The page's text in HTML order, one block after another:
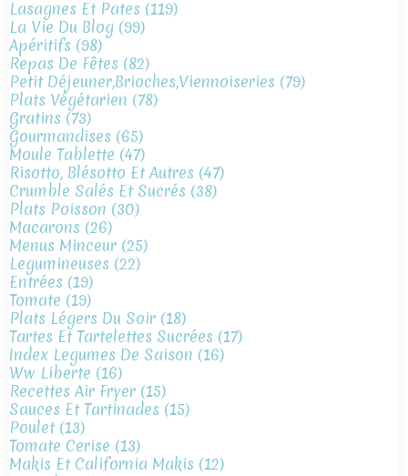
Lasagnes Et Pates (119)
La Vie Du Blog (99)
Apéritifs (98)
Repas De Fêtes (82)
Petit Déjeuner,brioches,viennoiseries (79)
Plats Végétarien (78)
Gratins (73)
Gourmandises (65)
Moule Tablette (47)
Risotto, Blésotto Et Autres (47)
Crumble Salés Et Sucrés (38)
Plats Poisson (30)
Macarons (26)
Menus Minceur (25)
Legumineuses (22)
Entrées (19)
Tomate (19)
Plats Légers Du Soir (18)
Tartes Et Tartelettes Sucrées (17)
Index Legumes De Saison (16)
Ww Liberte (16)
Recettes Air Fryer (15)
Sauces Et Tartinades (15)
Poulet(13)
Tomate Cerise (13)
Makis Et California Makis (12)